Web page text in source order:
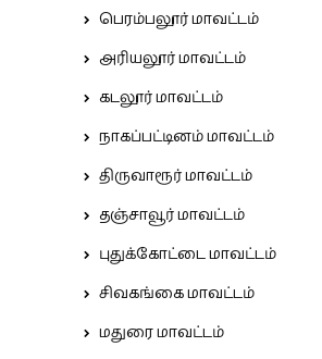
பெரம்பலூர் மாவட்டம்
அரியலூர் மாவட்டம்
கடலூர் மாவட்டம்
நாகப்பட்டினம் மாவட்டம்
திருவாரூர் மாவட்டம்
தஞ்சாவூர் மாவட்டம்
புதுக்கோட்டை மாவட்டம்
சிவகங்கை மாவட்டம்
மதுரை மாவட்டம்